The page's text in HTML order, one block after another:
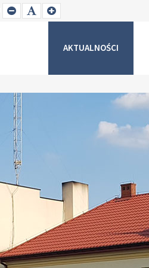
SET
SMALLER
SET
DEFAULT
SET
LARGER
AKTUALNOŚCI